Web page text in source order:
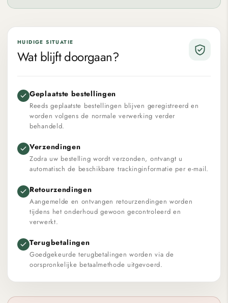
HUIDIGE SITUATIE
Wat blijft doorgaan?
Geplaatste bestellingen
Reeds geplaatste bestellingen blijven geregistreerd en
worden volgens de normale verwerking verder
behandeld.
Verzendingen
Zodra uw bestelling wordt verzonden, ontvangt u
automatisch de beschikbare trackinginformatie per e-mail.
Retourzendingen
Aangemelde en ontvangen retourzendingen worden
tijdens het onderhoud gewoon gecontroleerd en
verwerkt.
Terugbetalingen
Goedgekeurde terugbetalingen worden via de
oorspronkelijke betaalmethode uitgevoerd.